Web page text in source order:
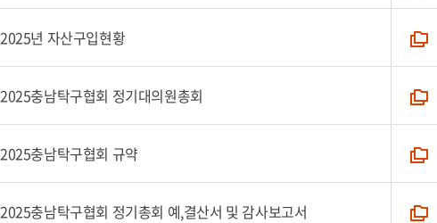
2025년 자산구입현황
2025충남탁구협회 정기대의원총회
2025충남탁구협회 규약
2025충남탁구협회 정기총회 예,결산서 및 감사보고서